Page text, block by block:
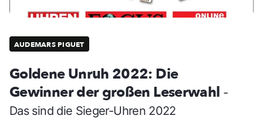
AUDEMARS PIGUET
Goldene Unruh 2022: Die
Gewinner der großen Leserwahl -
Das sind die Sieger-Uhren 2022